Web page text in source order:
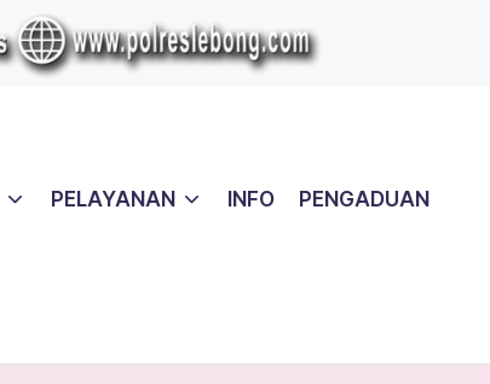
PELAYANAN INFO PENGADUAN